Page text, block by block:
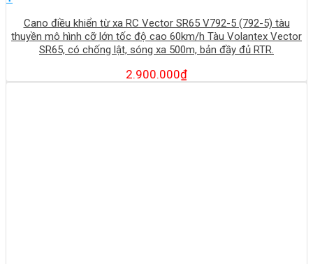
Cano điều khiển từ xa RC Vector SR65 V792-5 (792-5) tàu
thuyền mô hình cỡ lớn tốc độ cao 60km/h Tàu Volantex Vector
SR65, có chống lật, sóng xa 500m, bản đầy đủ RTR.
2.900.000₫